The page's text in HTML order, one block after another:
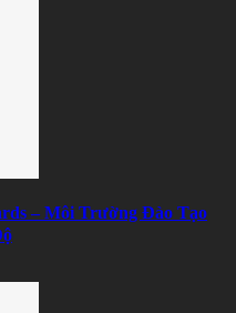
– Môi Trường Đào Tạo